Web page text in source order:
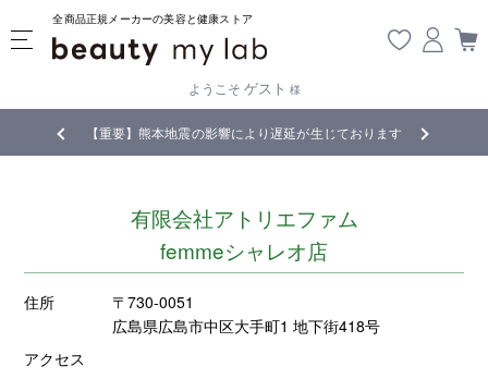
全商品正規メーカーの美容と健康ストア
ようこそ ゲスト 様
【重要】熊本地震の影響により遅延が生じております
有限会社アトリエファム
femmeシャレオ店
住所
〒730-0051
広島県広島市中区大手町1 地下街418号
アクセス